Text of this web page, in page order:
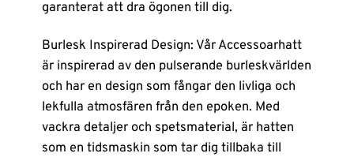
garanterat att dra ögonen till dig.
Burlesk Inspirerad Design: Vår Accessoarhatt
är inspirerad av den pulserande burleskvärlden
och har en design som fångar den livliga och
lekfulla atmosfären från den epoken. Med
vackra detaljer och spetsmaterial, är hatten
som en tidsmaskin som tar dig tillbaka till